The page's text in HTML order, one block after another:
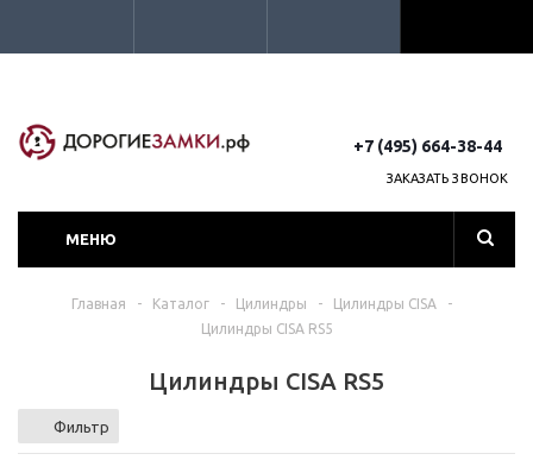
+7 (495) 664-38-44
ЗАКАЗАТЬ ЗВОНОК
МЕНЮ
Главная - Каталог - Цилиндры - Цилиндры CISA
-
Цилиндры CISA RS5
Цилиндры CISA RS5
Фильтр